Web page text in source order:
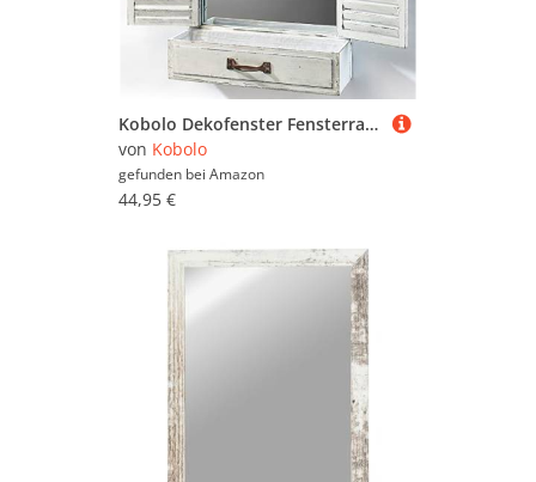
Kobolo Dekofenster Fensterrahmen Holz mit Spiegel und Pflanzschale -White Vintage- 69x13x62 cm
von Kobolo
gefunden bei Amazon
44,95 €